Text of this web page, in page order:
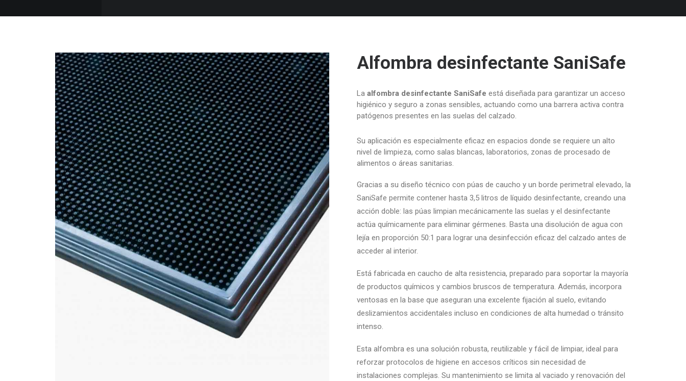
Alfombra desinfectante SaniSafe
La alfombra desinfectante SaniSafe está diseñada para garantizar un acceso
higiénico y seguro a zonas sensibles, actuando como una barrera activa contra
patógenos presentes en las suelas del calzado.
Su aplicación es especialmente eficaz en espacios donde se requiere un alto
nivel de limpieza, como salas blancas, laboratorios, zonas de procesado de
alimentos o áreas sanitarias.
Gracias a su diseño técnico con púas de caucho y un borde perimetral elevado, la
SaniSafe permite contener hasta 3,5 litros de líquido desinfectante, creando una
acción doble: las púas limpian mecánicamente las suelas y el desinfectante
actúa químicamente para eliminar gérmenes. Basta una disolución de agua con
lejía en proporción 50:1 para lograr una desinfección eficaz del calzado antes de
acceder al interior.
Está fabricada en caucho de alta resistencia, preparado para soportar la mayoría
de productos químicos y cambios bruscos de temperatura. Además, incorpora
ventosas en la base que aseguran una excelente fijación al suelo, evitando
deslizamientos accidentales incluso en condiciones de alta humedad o tránsito
intenso.
Esta alfombra es una solución robusta, reutilizable y fácil de limpiar, ideal para
reforzar protocolos de higiene en accesos críticos sin necesidad de
instalaciones complejas. Su mantenimiento se limita al vaciado y renovación del